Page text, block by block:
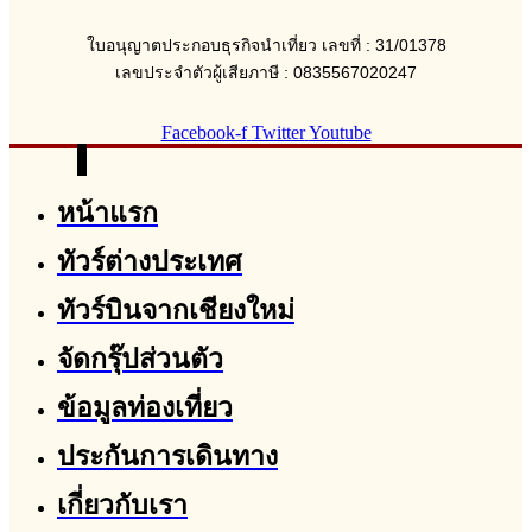
ใบอนุญาตประกอบธุรกิจนำเที่ยว เลขที่ : 31/01378
เลขประจำตัวผู้เสียภาษี : 0835567020247
Facebook-f Twitter Youtube
หน้าแรก
ทัวร์ต่างประเทศ
ทัวร์บินจากเชียงใหม่
จัดกรุ๊ปส่วนตัว
ข้อมูลท่องเที่ยว
ประกันการเดินทาง
เกี่ยวกับเรา